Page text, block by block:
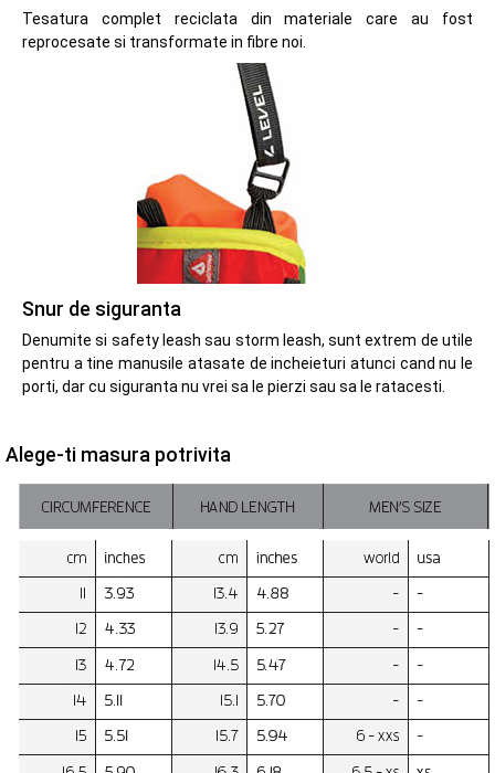
Tesatura complet reciclata din materiale care au fost
reprocesate si transformate in fibre noi.
Snur de siguranta
Denumite si safety leash sau storm leash, sunt extrem de utile
pentru a tine manusile atasate de incheieturi atunci cand nu le
porti, dar cu siguranta nu vrei sa le pierzi sau sa le ratacesti.
Alege-ti masura potrivita